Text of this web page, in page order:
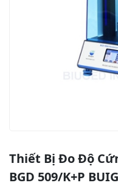
Thiết Bị Đo Độ
BGD 509/K+P